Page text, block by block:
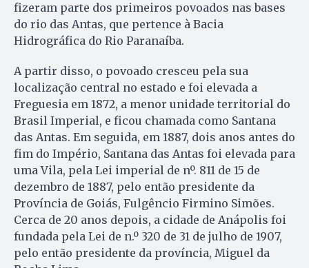
fizeram parte dos primeiros povoados nas bases
do rio das Antas, que pertence à Bacia
Hidrográfica do Rio Paranaíba.
A partir disso, o povoado cresceu pela sua
localização central no estado e foi elevada a
Freguesia em 1872, a menor unidade territorial do
Brasil Imperial, e ficou chamada como Santana
das Antas. Em seguida, em 1887, dois anos antes do
fim do Império, Santana das Antas foi elevada para
uma Vila, pela Lei imperial de nº. 811 de 15 de
dezembro de 1887, pelo então presidente da
Província de Goiás, Fulgêncio Firmino Simões.
Cerca de 20 anos depois, a cidade de Anápolis foi
fundada pela Lei de n.º 320 de 31 de julho de 1907,
pelo então presidente da província, Miguel da